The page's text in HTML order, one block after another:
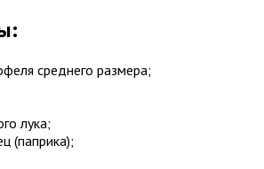
среднего размера;
лука;
(паприка);